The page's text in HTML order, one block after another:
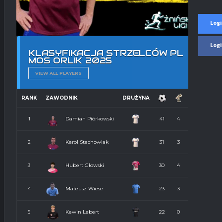
KLASYFIKACJA STRZELCÓW PL
MOS ORLIK 2025
VIEW ALL PLAYERS
RANK ZAWODNIK DRUŻYNA
1 Damian Piórkowski 41 4
2 Karol Stachowiak 31 3
3 Hubert Głowski 30 4
4 Mateusz Wiese 23 3
5 Kewin Lebert 22 0